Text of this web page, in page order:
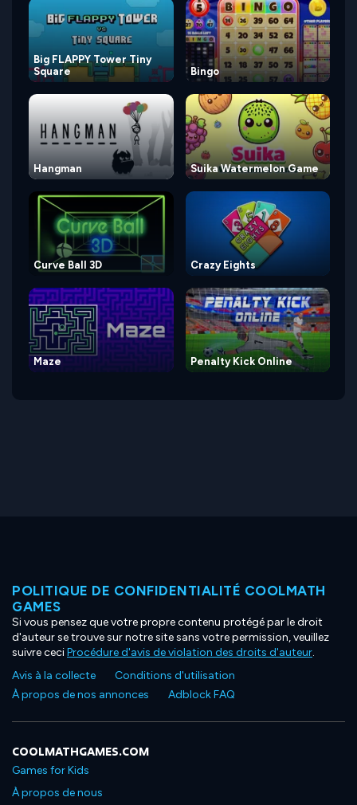
Big FLAPPY Tower Tiny
Square
Bingo
Hangman Suika Watermelon Game
Curve Ball 3D Crazy Eights
Maze Penalty Kick Online
POLITIQUE DE CONFIDENTIALITÉ COOLMATH
GAMES
Si vous pensez que votre propre contenu protégé par le droit
d'auteur se trouve sur notre site sans votre permission, veuillez
suivre ceciProcédure d'avis de violation des droits d'auteur.
Avis à la collecte
Conditions d'utilisation
À propos de nos annonces
Adblock FAQ
COOLMATHGAMES.COM
Games for Kids
À propos de nous